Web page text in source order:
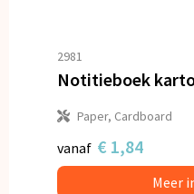
2981
Notitieboek
Paper, Cardboard
vanaf € 1,84
Meer